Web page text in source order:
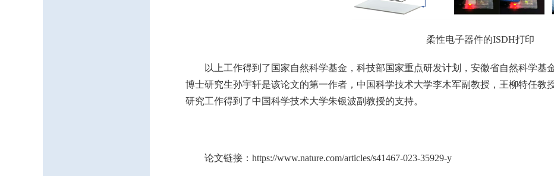
柔性电子器件的ISDH打印
以上工作得到了国家自然科学基金，科技部国家重点研发计划，安徽省自然科学基
博士研究生孙宇轩是该论文的第一作者，中国科学技术大学李木军副教授，王柳特任教
研究工作得到了中国科学技术大学朱银波副教授的支持。
论文链接：https://www.nature.com/articles/s41467-023-35929-y